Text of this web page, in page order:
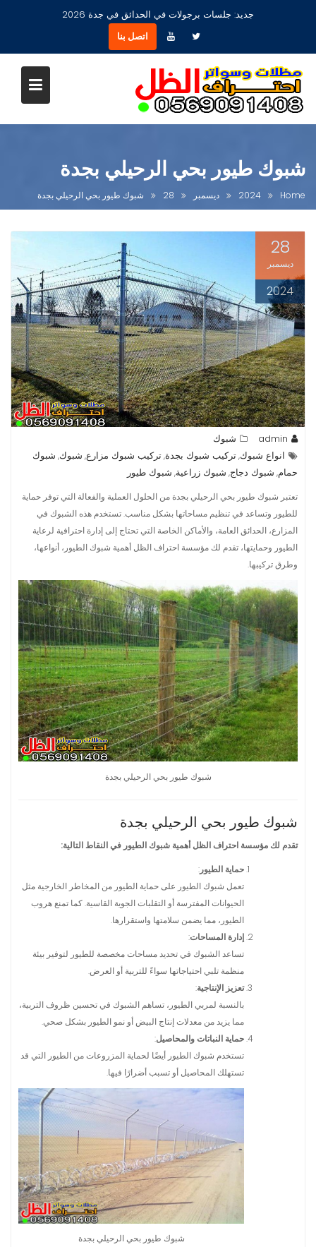
جديد: جلسات برجولات في الحدائق في جدة 2026
اتصل بنا
شبوك طيور بحي الرحيلي بجدة
Home
2024 ديسمبر 28 شبوك طيور بحي الرحيلي بجدة
28
ديسمبر
2024
admin
شبوك
انواع شبوك,تركيب شبوك بجدة,تركيب شبوك مزارع, شبوك, شبوك
حمام, شبوك دجاج, شبوك زراعية, شبوك طيور
تعتبر شبوك طيور بحي الرحيلي بجدة من الحلول العملية والفعالة التي توفر حماية
للطيور وتساعد في تنظيم مساحاتها بشكل مناسب. تستخدم هذه الشبوك في
المزارع، الحدائق العامة، والأماكن الخاصة التي تحتاج إلى إدارة احترافية لرعاية
الطيور وحمايتها، تقدم لك مؤسسة احتراف الظل أهمية شبوك الطيور، أنواعها،
وطرق تركيبها.
شبوك طيور بحي الرحيلي بجدة
شبوك طيور بحي الرحيلي بجدة
تقدم لك مؤسسة احتراف الظل أهمية شبوك الطيور في النقاط التالية:
حماية الطيور:
تعمل شبوك الطيور على حماية الطيور من المخاطر الخارجية مثل
الحيوانات المفترسة أو التقلبات الجوية القاسية. كما تمنع هروب
الطيور، مما يضمن سلامتها واستقرارها.
إدارة المساحات:
تساعد الشبوك في تحديد مساحات مخصصة للطيور لتوفير بيئة
منظمة تلبي احتياجاتها سواءً للتربية أو العرض.
تعزيز الإنتاجية:
بالنسبة لمربي الطيور، تساهم الشبوك في تحسين ظروف التربية،
مما يزيد من معدلات إنتاج البيض أو نمو الطيور بشكل صحي.
حماية النباتات والمحاصيل:
تستخدم شبوك الطيور أيضًا لحماية المزروعات من الطيور التي قد
تستهلك المحاصيل أو تسبب أضرارًا فيها.
شبوك طيور بحي الرحيلي بجدة